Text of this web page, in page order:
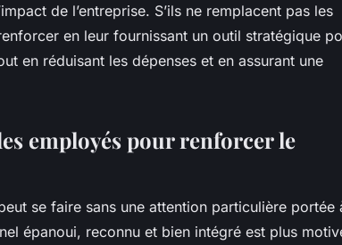
de l’entreprise. S’ils ne remplacent pas les
en leur fournissant un outil stratégique
en réduisant les dépenses et en assurant une
employés pour renforcer le
se faire sans une attention particulière portée
épanoui, reconnu et bien intégré est plus